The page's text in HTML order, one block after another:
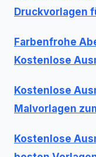
Druckvorlagen
Farbenfrohe
Kostenlose
Kostenlose
Malvorlagen
Kostenlose